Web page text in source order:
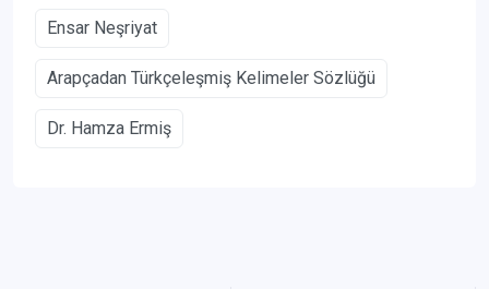
Ensar Neşriyat
Arapçadan Türkçeleşmiş Kelimeler Sözlüğü
Dr. Hamza Ermiş